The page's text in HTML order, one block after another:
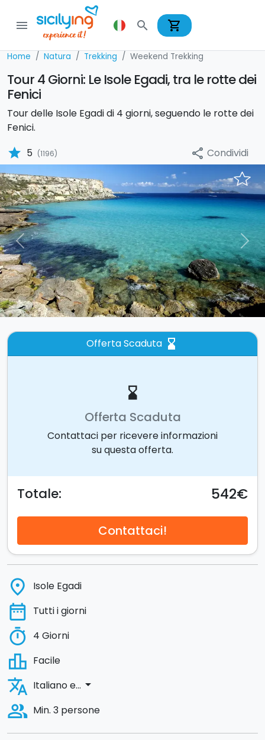
menu search shopping_cart
Home Natura Trekking Weekend Trekking
Tour 4 Giorni: Le Isole Egadi, tra le rotte dei
Fenici
Tour delle Isole Egadi di 4 giorni, seguendo le rotte dei
Fenici.
star 5 (1196) share Condividi
Previous Next
Offerta Scaduta hourglass_bottom
hourglass_bottom
Offerta Scaduta
Contattaci per ricevere informazioni
su questa offerta.
Totale: 542€
Contattaci!
place Isole Egadi
date_range Tutti i giorni
timer 4 Giorni
leaderboard Facile
translate Italiano e... arrow_drop_down
people_alt Min. 3 persone